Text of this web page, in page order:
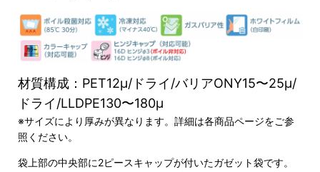
材質構成：PET12μ/ドライ/バリアONY15〜25μ/
ドライ/LLDPE130〜180μ
※サイズにより厚みが異なります。詳細は各商品ページをご参
照ください。
袋上部の中央部に2ピースキャップが付いたガゼット袋です。